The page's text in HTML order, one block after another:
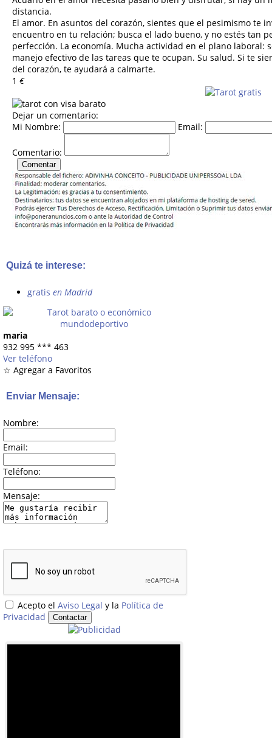
distancia.
El amor. En asuntos del corazón, sientes que el pesimismo te
encuentro en tu relación; busca el lado bueno, y no estés tan
perfección. La economía. Mucha actividad en el plano laboral:
manejo efectivo de las tareas que te ocupan. Su salud. Si te
del corazón, te ayudará a calmarte.
1 €
Dejar un comentario:
Mi Nombre:
Email:
Comentario:
Quizá te interese:
gratis en Madrid
maria
932 995 *** 463
Ver teléfono
☆ Agregar a Favoritos
Enviar Mensaje:
Nombre:
Email:
Teléfono:
Mensaje:
Acepto el Aviso Legal y la Política de
Privacidad